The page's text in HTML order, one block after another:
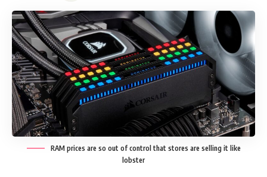
RAM prices are so out of control that stores are selling it like
lobster